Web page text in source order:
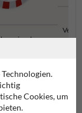
Cookies, um